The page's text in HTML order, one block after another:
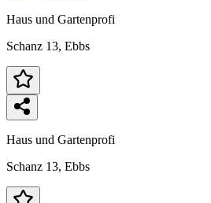
Haus und Gartenprofi
Schanz 13, Ebbs
Haus und Gartenprofi
Schanz 13, Ebbs